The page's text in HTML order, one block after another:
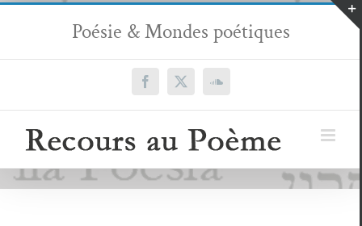
Passer
contenu
Poésie & Mondes poétiques
Facebook
X SoundCloud